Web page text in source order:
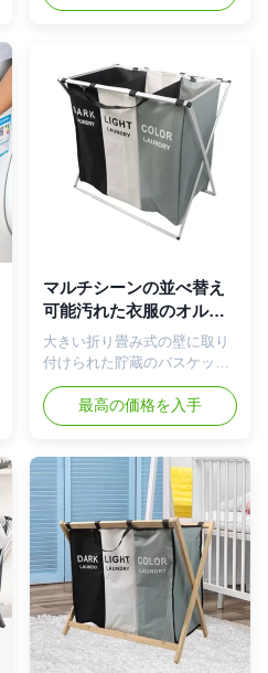
衣服を貯えるための容器であ
ョン（3つの格子）があるので
あなたの汚れた衣服を貯え、
便利に分類できる。そして重
量はたった2.05 kgである、材
料はオックスフォード
Cloth+Bamboo木から成って
いる、折ることができ非常に
安定し、運ぶことは容易であ
る。、非常に耐久私達の寝
他の場所の使用のために適し
た。 特徴 3つのセクション大
落とすと同時に3つのセクショ
ン洗濯の障害、従ってあなた
に...
マルチシーンの並べ替え
可能汚れた衣服のオルガ
ナイザー、超軽量の3つの
バスケットの洗濯の障害
大きい折り畳み式の壁に取り
付けられた貯蔵のバスケット
の洗濯物かごの洗濯箱 特徴: 3
つのセクション大容量の洗濯
物入れ-袋に衣類を落とすと同
害、従ってあなたにあなたの
暗闇、ライトからの色を分類
できる分けられる。各洗濯袋
は洗濯の2つの標準サイズの負
荷に遅れることができる。よ
り安定した、容易なこの折り
たたみ洗濯物入れは-置き、洗
濯袋を運ぶこと容易にはず
し、させること容易なヴェル
クロ革紐を運ぶ。 このの洗濯
最高の価格を入手